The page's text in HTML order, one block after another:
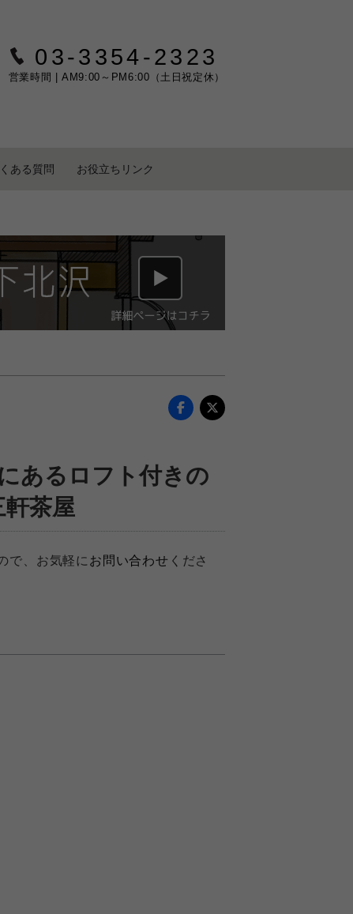
03-3354-2323
営業時間 | AM9:00～PM6:00（土日祝定休）
ある質問 お役立ちリンク
あるロフト付きの
茶屋
で、お気軽にお問い合わせ くださ